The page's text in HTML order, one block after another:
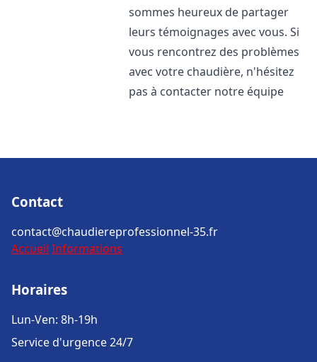
sommes heureux de partager
leurs témoignages avec vous. Si
vous rencontrez des problèmes
avec votre chaudière, n'hésitez
pas à contacter notre équipe
Contact
contact@chaudiereprofessionnel-35.fr
Accueil Informations
Horaires
Lun-Ven: 8h-19h
Service d'urgence 24/7